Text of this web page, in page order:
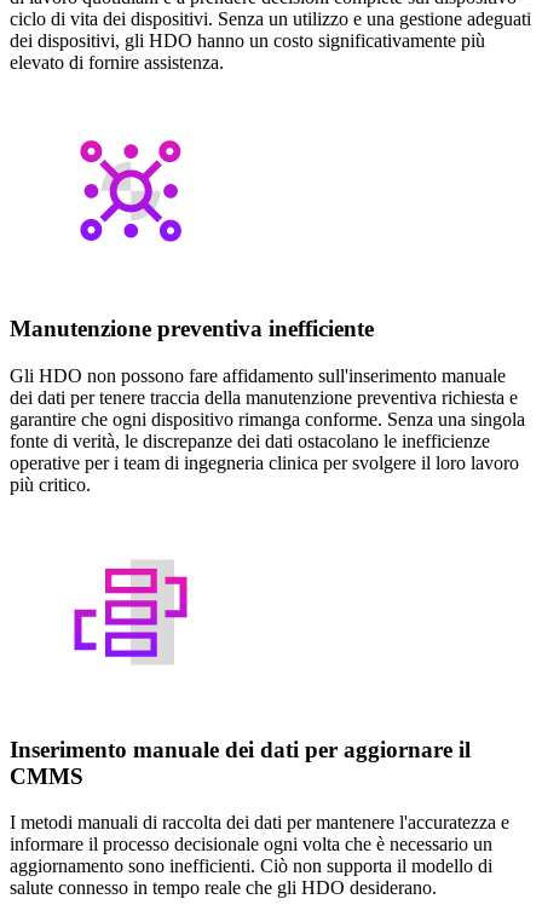
ciclo di vita dei dispositivi. Senza un utilizzo e una gestione adeguati
dei dispositivi, gli HDO hanno un costo significativamente più
elevato di fornire assistenza.
Manutenzione preventiva inefficiente
Gli HDO non possono fare affidamento sull'inserimento manuale
dei dati per tenere traccia della manutenzione preventiva richiesta e
garantire che ogni dispositivo rimanga conforme. Senza una singola
fonte di verità, le discrepanze dei dati ostacolano le inefficienze
operative per i team di ingegneria clinica per svolgere il loro lavoro
più critico.
Inserimento manuale dei dati per aggiornare il
CMMS
I metodi manuali di raccolta dei dati per mantenere l'accuratezza e
informare il processo decisionale ogni volta che è necessario un
aggiornamento sono inefficienti. Ciò non supporta il modello di
salute connesso in tempo reale che gli HDO desiderano.